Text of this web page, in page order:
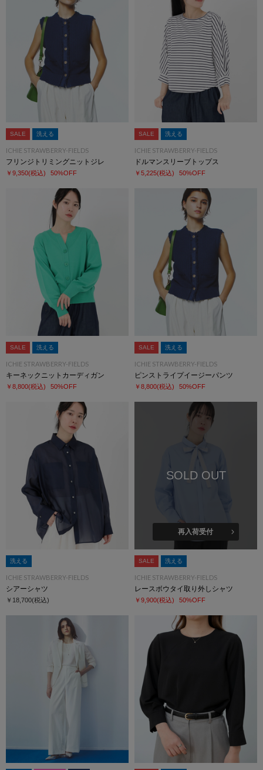
SALE 洗える
ICHIE STRAWBERRY-FIELDS
フリンジトリミングニットジレ
￥9,350(税込) 50%OFF
SALE 洗える
ICHIE STRAWBERRY-FIELDS
ドルマンスリーブトップス
￥5,225(税込) 50%OFF
SALE 洗える
ICHIE STRAWBERRY-FIELDS
キーネックニットカーディガン
￥8,800(税込) 50%OFF
SALE 洗える
ICHIE STRAWBERRY-FIELDS
ピンストライプイージーパンツ
￥8,800(税込) 50%OFF
洗える
ICHIE STRAWBERRY-FIELDS
シアーシャツ
￥18,700(税込)
SOLD OUT
再入荷受付
SALE 洗える
ICHIE STRAWBERRY-FIELDS
レースボウタイ取り外しシャツ
￥9,900(税込) 50%OFF